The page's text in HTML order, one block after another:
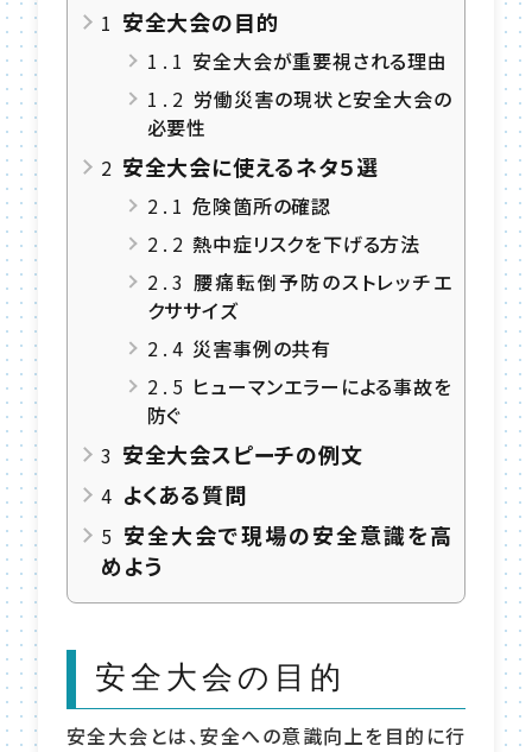
1 安全大会の目的
1.1 安全大会が重要視される理由
1.2 労働災害の現状と安全大会の
必要性
2 安全大会に使えるネタ５選
2.1 危険箇所の確認
2.2 熱中症リスクを下げる方法
2.3 腰痛転倒予防のストレッチエ
クササイズ
2.4 災害事例の共有
2.5 ヒューマンエラーによる事故を
防ぐ
3 安全大会スピーチの例文
4 よくある質問
5 安全大会で現場の安全意識を高
めよう
安全大会の目的
安全大会とは、安全への意識向上を目的に行